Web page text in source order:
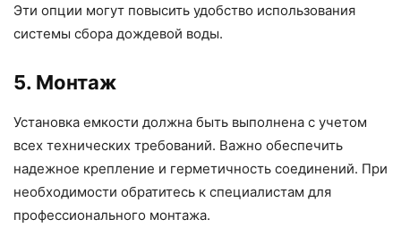
Эти опции могут повысить удобство использования
системы сбора дождевой воды.
5. Монтаж
Установка емкости должна быть выполнена с учетом
всех технических требований. Важно обеспечить
надежное крепление и герметичность соединений. При
необходимости обратитесь к специалистам для
профессионального монтажа.